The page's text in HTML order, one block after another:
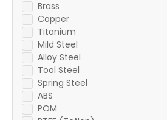
Brass
Copper
Titanium
Mild Steel
Alloy Steel
Tool Steel
Spring Steel
ABS
POM